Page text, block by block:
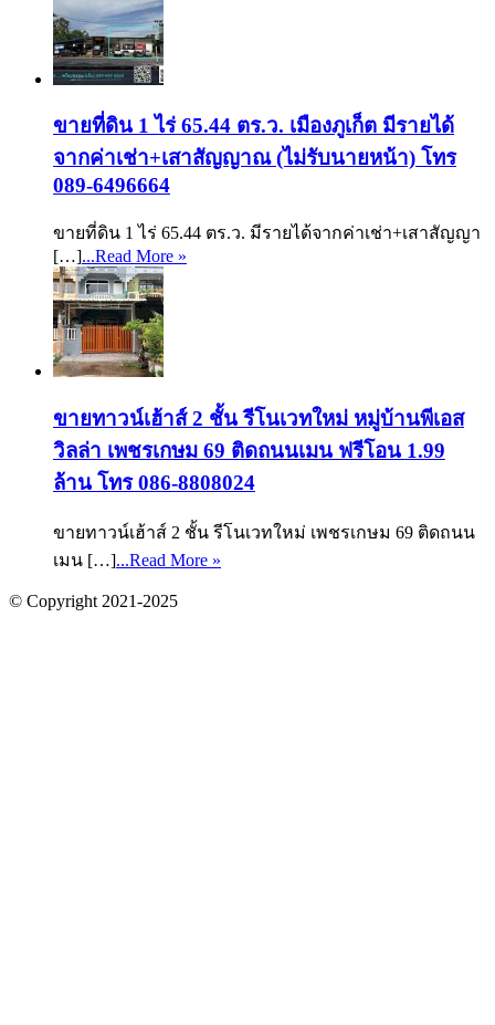
ขายที่ดิน 1 ไร่ 65.44 ตร.ว. เมืองภูเก็ต มีรายได้
จากค่าเช่า+เสาสัญญาณ (ไม่รับนายหน้า) โทร
089-6496664
ขายที่ดิน 1 ไร่ 65.44 ตร.ว. มีรายได้จากค่าเช่า+เสาสัญญา
[…]...Read More »
ขายทาวน์เฮ้าส์ 2 ชั้น รีโนเวทใหม่ หมู่บ้านพีเอส
วิลล่า เพชรเกษม 69 ติดถนนเมน ฟรีโอน 1.99
ล้าน โทร 086-8808024
ขายทาวน์เฮ้าส์ 2 ชั้น รีโนเวทใหม่ เพชรเกษม 69 ติดถนน
เมน […]...Read More »
© Copyright 2021-2025